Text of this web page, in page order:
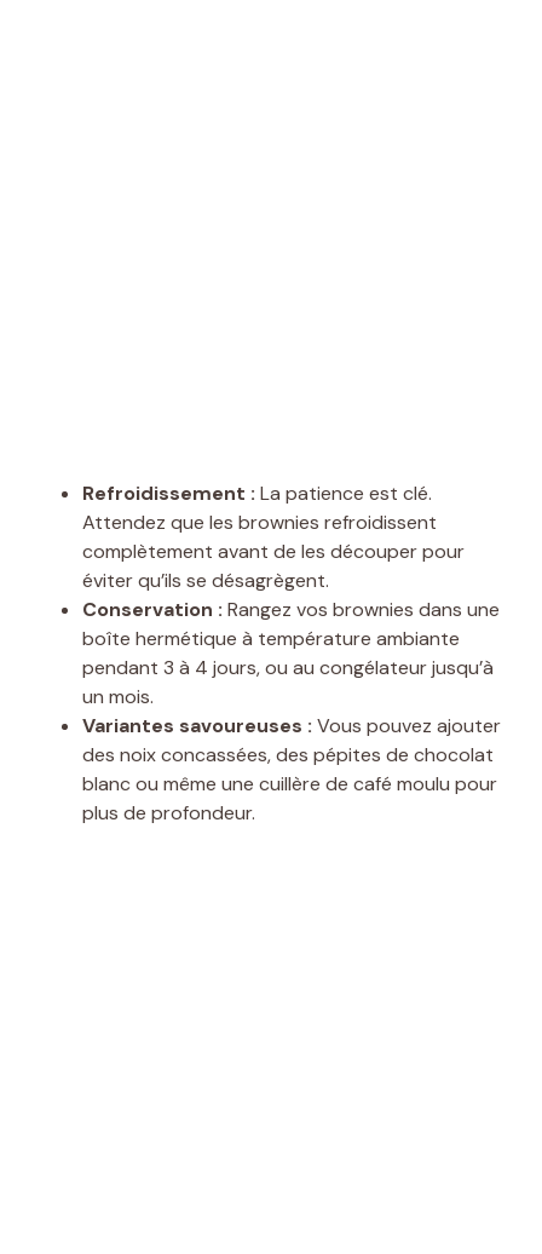
Refroidissement : La patience est clé.
Attendez que les brownies refroidissent
complètement avant de les découper pour
éviter qu’ils se désagrègent.
Conservation : Rangez vos brownies dans une
boîte hermétique à température ambiante
pendant 3 à 4 jours, ou au congélateur jusqu’à
un mois.
Variantes savoureuses : Vous pouvez ajouter
des noix concassées, des pépites de chocolat
blanc ou même une cuillère de café moulu pour
plus de profondeur.